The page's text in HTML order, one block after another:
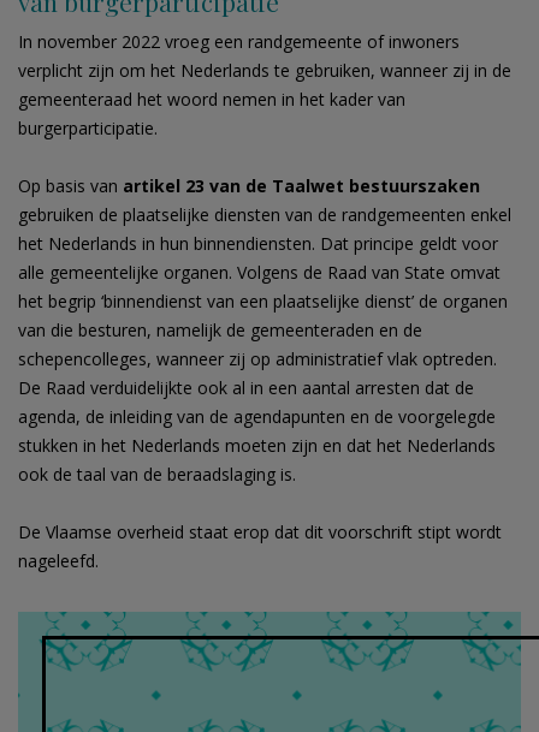
In november 2022 vroeg een randgemeente of inwoners
verplicht zijn om het Nederlands te gebruiken, wanneer zij in de
gemeenteraad het woord nemen in het kader van
burgerparticipatie.
Op basis van artikel 23 van de Taalwet bestuurszaken
gebruiken de plaatselijke diensten van de randgemeenten enkel
het Nederlands in hun binnendiensten. Dat principe geldt voor
alle gemeentelijke organen. Volgens de Raad van State omvat
het begrip ‘binnendienst van een plaatselijke dienst’ de organen
van die besturen, namelijk de gemeenteraden en de
schepencolleges, wanneer zij op administratief vlak optreden.
De Raad verduidelijkte ook al in een aantal arresten dat de
agenda, de inleiding van de agendapunten en de voorgelegde
stukken in het Nederlands moeten zijn en dat het Nederlands
ook de taal van de beraadslaging is.
De Vlaamse overheid staat erop dat dit voorschrift stipt wordt
nageleefd.